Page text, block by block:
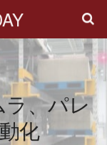
、パレ
化